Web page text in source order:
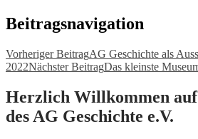
Beitragsnavigation
Vorheriger BeitragAG Geschichte als
2022Nächster BeitragDas kleinste
Herzlich Willkommen auf
des AG Geschichte e.V.